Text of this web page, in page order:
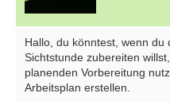
Hallo, du könntest, wenn du
Sichtstunde zubereiten
planenden Vorbereitung
Arbeitsplan erstellen.